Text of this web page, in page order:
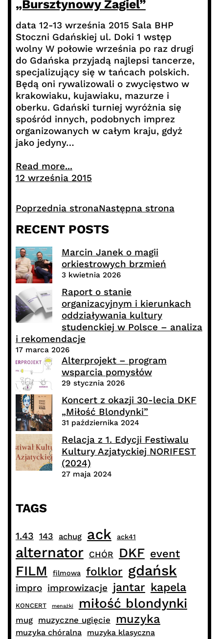
„Bursztynowy Żagiel”
data 12-13 września 2015 Sala BHP
Stoczni Gdańskiej ul. Doki 1 wstęp
wolny W połowie września po raz drugi
do Gdańska przyjadą najlepsi tancerze,
specjalizujący się w tańcach polskich.
Będą oni rywalizowali o zwycięstwo w
krakowiaku, kujawiaku, mazurze i
oberku. Gdański turniej wyróżnia się
spośród innych, podobnych imprez
organizowanych w całym kraju, gdyż
jako jedyny…
Read more...
12 września 2015
Poprzednia stronaNastępna strona
RECENT POSTS
Marcin Janek o magii
orkiestrowych brzmień
3 kwietnia 2026
Raport o stanie
organizacyjnym i kierunkach
oddziaływania kultury
studenckiej w Polsce – analiza
i rekomendacje
17 marca 2026
Alterprojekt – program
wsparcia pomysłów
29 stycznia 2026
Koncert z okazji 30-lecia DKF
„Miłość Blondynki”
31 października 2024
Relacja z 1. Edycji Festiwalu
Kultury Azjatyckiej NORIFEST
(2024)
27 maja 2024
TAGS
1.43 143 achug ack ack41
alternator CHÓR DKF event
FILM filmowa folklor gdańsk
impro improwizacje jantar kapela
KONCERT menażki miłość blondynki
mug muzyczne ugięcie muzyka
muzyka chóralna muzyka klasyczna